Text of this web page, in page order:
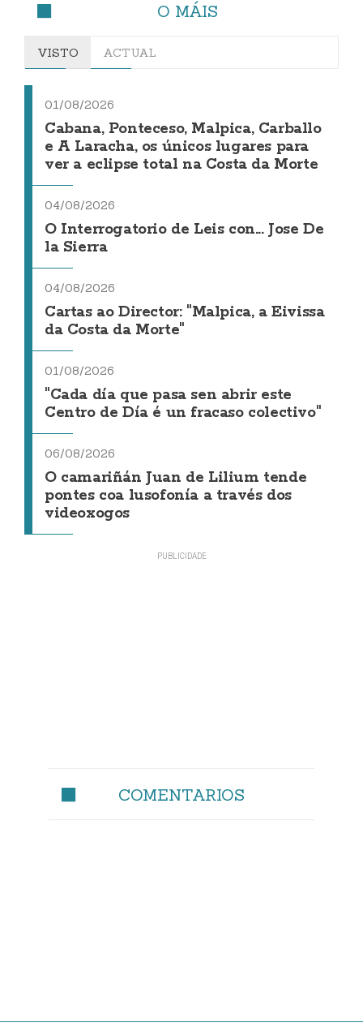
O MÁIS
VISTO ACTUAL
01/08/2026
Cabana, Ponteceso, Malpica, Carballo
e A Laracha, os únicos lugares para
ver a eclipse total na Costa da Morte
04/08/2026
O Interrogatorio de Leis con... Jose De
la Sierra
04/08/2026
Cartas ao Director: "Malpica, a Eivissa
da Costa da Morte"
01/08/2026
"Cada día que pasa sen abrir este
Centro de Día é un fracaso colectivo"
06/08/2026
O camariñán Juan de Lilium tende
pontes coa lusofonía a través dos
videoxogos
COMENTARIOS